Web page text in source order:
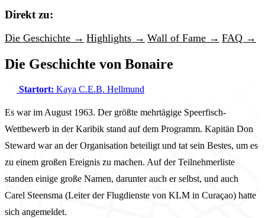
Direkt zu:
Die Geschichte → Highlights → Wall of Fame → FAQ →
Die Geschichte von Bonaire
Startort: Kaya C.E.B. Hellmund
Es war im August 1963. Der größte mehrtägige Speerfisch-
Wettbewerb in der Karibik stand auf dem Programm. Kapitän Don
Steward war an der Organisation beteiligt und tat sein Bestes, um es
zu einem großen Ereignis zu machen. Auf der Teilnehmerliste
standen einige große Namen, darunter auch er selbst, und auch
Carel Steensma (Leiter der Flugdienste von KLM in Curaçao) hatte
sich angemeldet.